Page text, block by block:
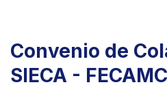
Convenio de
SIECA -